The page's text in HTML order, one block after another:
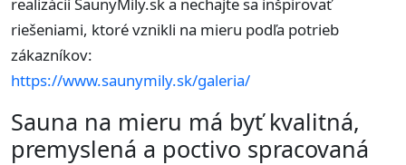
riešeniami, ktoré vznikli na mieru podľa potrieb
zákazníkov:
https://www.saunymily.sk/galeria/
Sauna na mieru má byť kvalitná,
premyslená a poctivo spracovaná